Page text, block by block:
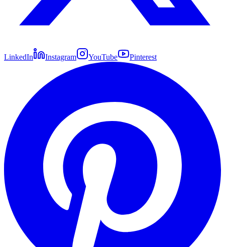
LinkedIn Instagram YouTube Pinterest